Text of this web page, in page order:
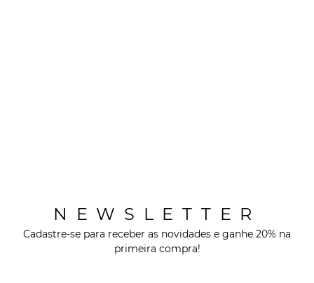
NEWSLETTER
Cadastre-se para receber as novidades e ganhe 20% na
primeira compra!